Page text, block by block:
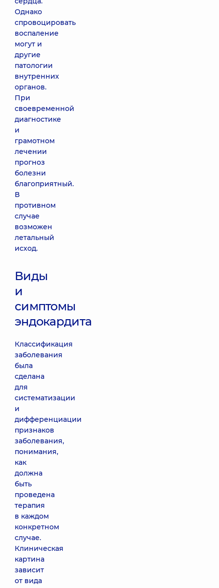
Однако
спровоцировать
воспаление
могут и
другие
патологии
внутренних
органов.
При
своевременной
диагностике
и
грамотном
лечении
прогноз
болезни
благоприятный.
В
противном
случае
возможен
летальный
исход.
Виды
и
симптомы
эндокардита
Классификация
заболевания
была
сделана
для
систематизации
и
дифференциации
признаков
заболевания,
понимания,
как
должна
быть
проведена
терапия
в каждом
конкретном
случае.
Клиническая
картина
зависит
от вида